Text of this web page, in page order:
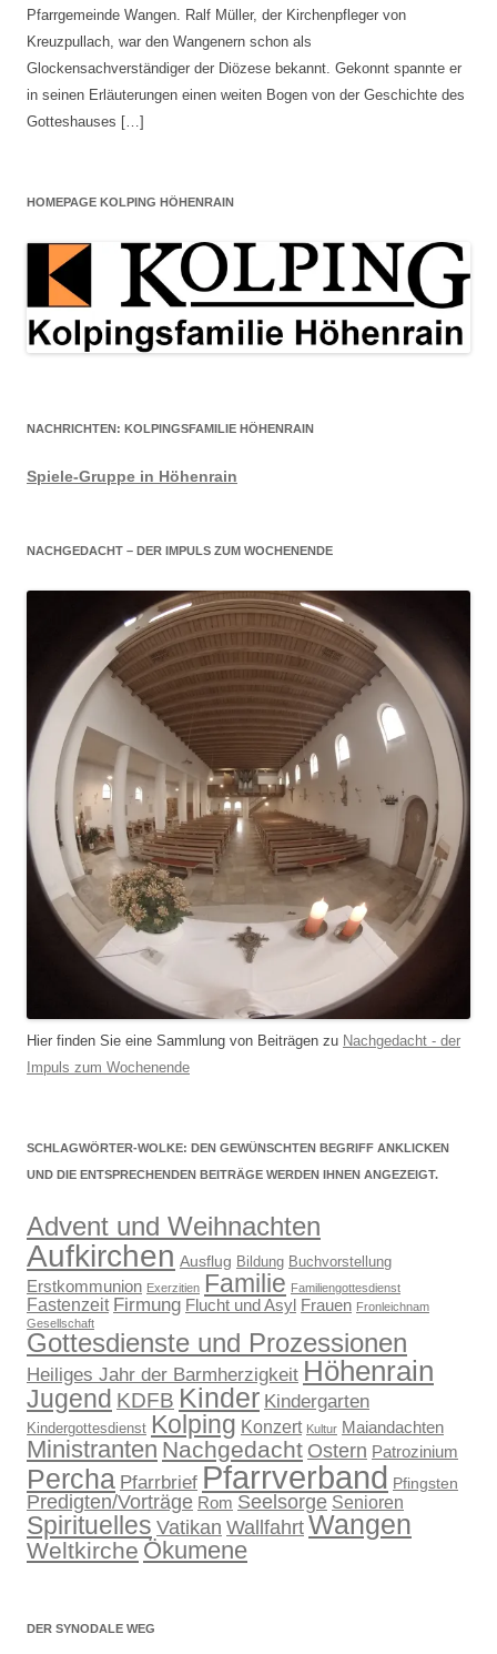
Pfarrgemeinde Wangen. Ralf Müller, der Kirchenpfleger von
Kreuzpullach, war den Wangenern schon als
Glockensachverständiger der Diözese bekannt. Gekonnt spannte er
in seinen Erläuterungen einen weiten Bogen von der Geschichte des
Gotteshauses […]
HOMEPAGE KOLPING HÖHENRAIN
NACHRICHTEN: KOLPINGSFAMILIE HÖHENRAIN
Spiele-Gruppe in Höhenrain
NACHGEDACHT – DER IMPULS ZUM WOCHENENDE
Hier finden Sie eine Sammlung von Beiträgen zu Nachgedacht - der
Impuls zum Wochenende
SCHLAGWÖRTER-WOLKE: DEN GEWÜNSCHTEN BEGRIFF ANKLICKEN
UND DIE ENTSPRECHENDEN BEITRÄGE WERDEN IHNEN ANGEZEIGT.
Advent und Weihnachten
Aufkirchen Ausflug Bildung Buchvorstellung
Erstkommunion Exerzitien Familie Familiengottesdienst
Fastenzeit Firmung Flucht und Asyl Frauen Fronleichnam
Gesellschaft
Gottesdienste und Prozessionen
Heiliges Jahr der Barmherzigkeit Höhenrain
Jugend KDFB Kinder Kindergarten
Kindergottesdienst Kolping Konzert Kultur Maiandachten
Ministranten Nachgedacht Ostern Patrozinium
Percha Pfarrbrief Pfarrverband Pfingsten
Predigten/Vorträge Rom Seelsorge Senioren
Spirituelles Vatikan WallfahrtWangen
Weltkirche Ökumene
DER SYNODALE WEG